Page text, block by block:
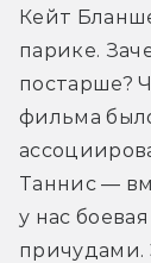
Кейт
парике.
постарше?
фильма
Таннис —
у нас
причудами.